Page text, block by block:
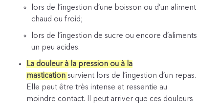
lors de l’ingestion d’une boisson ou d’un aliment
chaud ou froid;
lors de l’ingestion de sucre ou encore d’aliments
un peu acides.
La douleur à la pression ou à la
masticationsurvient lors de l’ingestion d’un repas.
Elle peut être très intense et ressentie au
moindre contact. Il peut arriver que ces douleurs